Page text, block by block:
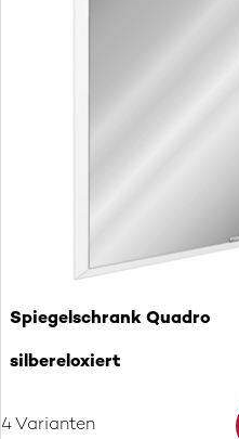
Spiegelschrank Quadro
silbereloxiert
4 Varianten